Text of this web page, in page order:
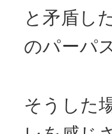
と矛盾し
のパーパ
そうした